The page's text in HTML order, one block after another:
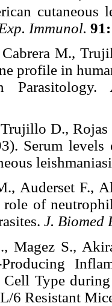
cutaneous
Immunol.
Cabrera M.,
profile in
Parasitology.
D.,
Serum
Auderset F.,
role of
J. Biomed
Magez S.,
Cell Type
6 Resistant